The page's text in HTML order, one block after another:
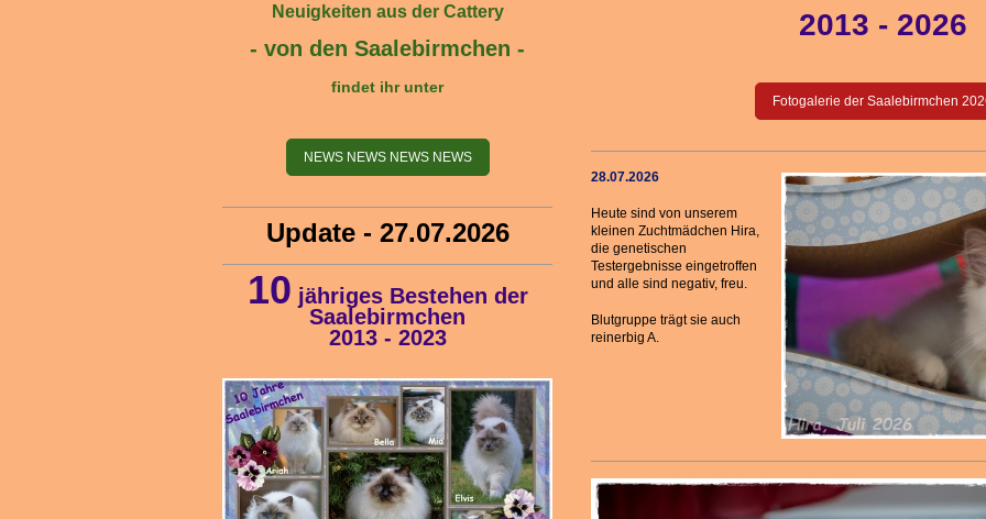
2013 - 2026
Fotogalerie der Saalebirmchen
28.07.2026
Heute sind von unserem
kleinen Zuchtmädchen Hira,
die genetischen
Testergebnisse eingetroffen
und alle sind negativ, freu.
Blutgruppe trägt sie auch
reinerbig A.
Neuigkeiten aus der Cattery
- von den Saalebirmchen -
findet ihr unter
NEWS NEWS NEWS NEWS
Update - 27.07.2026
10 jähriges Bestehen der
Saalebirmchen
2013 - 2023